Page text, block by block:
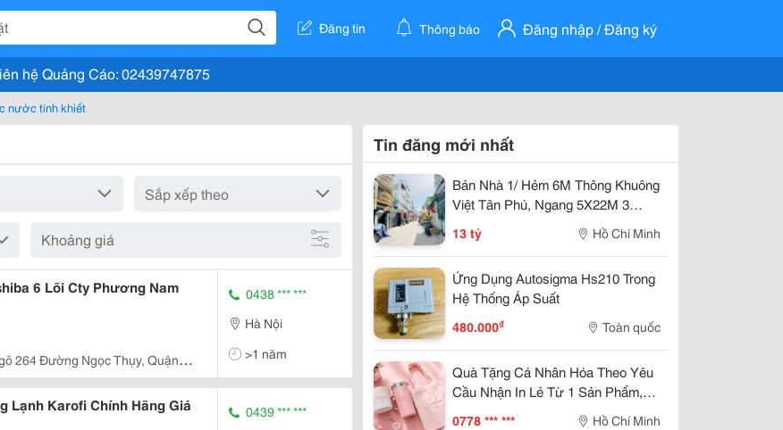
Đăng tin Thông báo Đăng nhập / Đăng ký
hệ Quảng Cáo: 02439747875
nước tinh khiết
Khoảng giá
Nước Kagaroo 5L Toshiba 6 Lõi Cty Phương Nam
264 Đường Ngọc Thụy, Quận
0438 *** ***
Hà Nội
>1 năm
Lạnh Karofi Chính Hãng Giá
0439 *** ***
Tin đăng mới nhất
Bán Nhà 1/ Hẻm 6M Thông Khuông
Việt Tân Phú, Ngang 5X22M 3
Tâng, Sổ Đẹp Hc Đủ, Chỉ 13 Tỷ Tl
13 tỷ Hồ Chí Minh
Ứng Dụng Autosigma Hs210 Trong
Hệ Thống Áp Suất
480.000₫ Toàn quốc
Quà Tặng Cá Nhân Hóa Theo Yêu
Cầu Nhận In Lẻ Từ 1 Sản Phẩm,
0778 *** *** Hồ Chí Minh